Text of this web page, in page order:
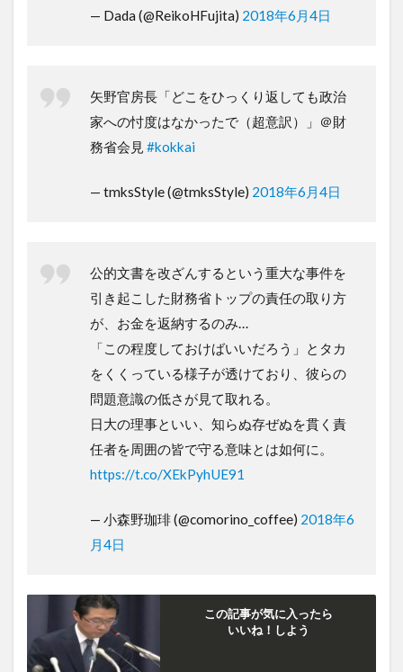
— Dada (@ReikoHFujita) 2018年6月4日
矢野官房長「どこをひっくり返しても政治
家への忖度はなかったで（超意訳）」＠財
務省会見 #kokkai
— tmksStyle (@tmksStyle) 2018年6月4日
公的文書を改ざんするという重大な事件を
引き起こした財務省トップの責任の取り方
が、お金を返納するのみ…
「この程度しておけばいいだろう」とタカ
をくくっている様子が透けており、彼らの
問題意識の低さが見て取れる。
日大の理事といい、知らぬ存ぜぬを貫く責
任者を周囲の皆で守る意味とは如何に。
https://t.co/XEkPyhUE91
— 小森野珈琲 (@comorino_coffee) 2018年6
月4日
この記事が気に入ったら
いいね！しよう